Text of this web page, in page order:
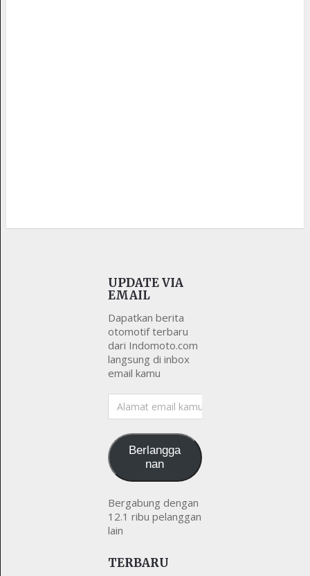
UPDATE VIA
EMAIL
Dapatkan berita
otomotif terbaru
dari Indomoto.com
langsung di inbox
email kamu
Alamat
email
Berlangga
nan
Bergabung dengan
12.1 ribu pelanggan
lain
TERBARU